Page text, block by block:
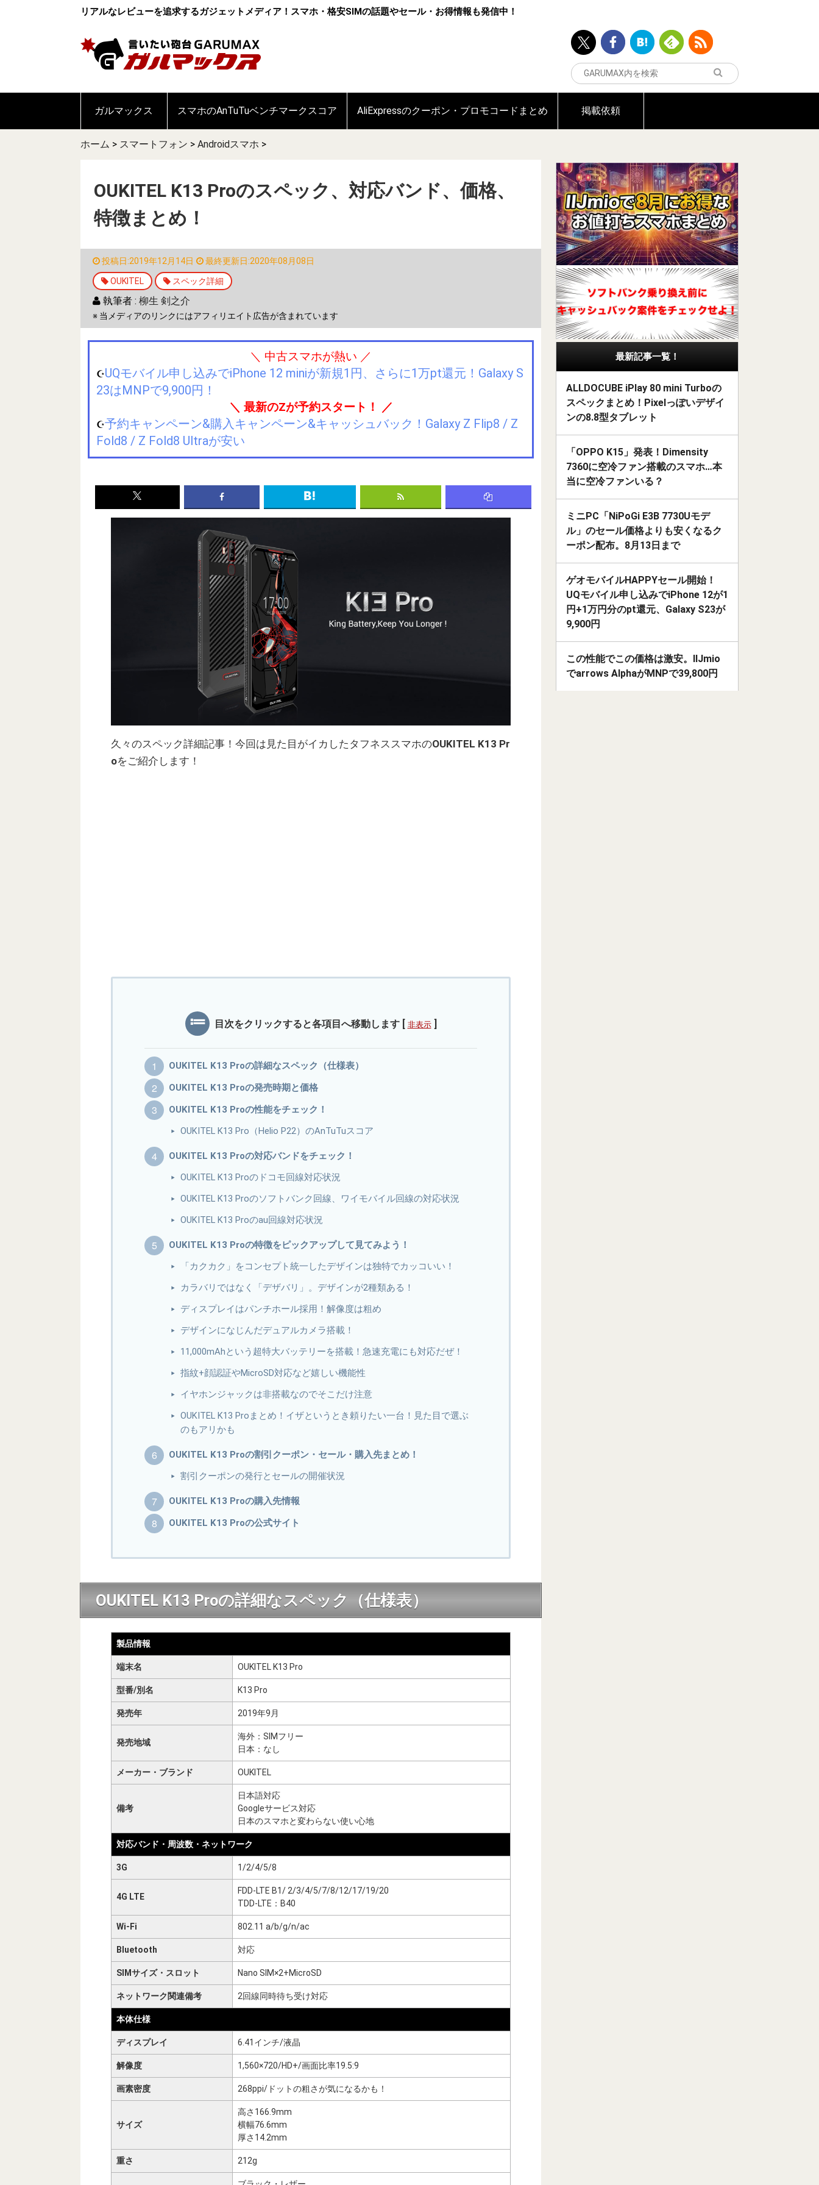
リアルなレビューを追求するガジェットメディア！スマホ・格安SIMの話題やセール・お得情報も発信中！
ガルマックス スマホのAnTuTuベンチマークスコア AliExpressのクーポン・プロモコードまとめ 掲載依頼
ホーム > スマートフォン > Androidスマホ >
OUKITEL K13 Proのスペック、対応バンド、価格、
特徴まとめ！
投稿日:2019年12月14日 最終更新日:2020年08月08日
OUKITEL スペック詳細
執筆者 : 柳生 剣之介
※ 当メディアのリンクにはアフィリエイト広告が含まれています
＼ 中古スマホが熱い ／
☪️UQモバイル申し込みでiPhone 12 miniが新規1円、さらに1万pt還元！Galaxy S
23はMNPで9,900円！
＼ 最新のZが予約スタート！ ／
☪️予約キャンペーン&購入キャンペーン&キャッシュバック！Galaxy Z Flip8 / Z
Fold8 / Z Fold8 Ultraが安い
久々のスペック詳細記事！今回は見た目がイカしたタフネススマホのOUKITEL K13 Pr
oをご紹介します！
目次をクリックすると各項目へ移動します [ 非表示 ]
OUKITEL K13 Proの詳細なスペック（仕様表）
OUKITEL K13 Proの発売時期と価格
OUKITEL K13 Proの性能をチェック！
OUKITEL K13 Pro（Helio P22）のAnTuTuスコア
OUKITEL K13 Proの対応バンドをチェック！
OUKITEL K13 Proのドコモ回線対応状況
OUKITEL K13 Proのソフトバンク回線、ワイモバイル回線の対応状況
OUKITEL K13 Proのau回線対応状況
OUKITEL K13 Proの特徴をピックアップして見てみよう！
「カクカク」をコンセプト統一したデザインは独特でカッコいい！
カラバリではなく「デザバリ」。デザインが2種類ある！
ディスプレイはパンチホール採用！解像度は粗め
デザインになじんだデュアルカメラ搭載！
11,000mAhという超特大バッテリーを搭載！急速充電にも対応だぜ！
指紋+顔認証やMicroSD対応など嬉しい機能性
イヤホンジャックは非搭載なのでそこだけ注意
OUKITEL K13 Proまとめ！イザというとき頼りたい一台！見た目で選ぶ
のもアリかも
OUKITEL K13 Proの割引クーポン・セール・購入先まとめ！
割引クーポンの発行とセールの開催状況
OUKITEL K13 Proの購入先情報
OUKITEL K13 Proの公式サイト
OUKITEL K13 Proの詳細なスペック（仕様表）
製品情報
端末名 OUKITEL K13 Pro
型番/別名 K13 Pro
発売年 2019年9月
発売地域
海外：SIMフリー
日本：なし
メーカー・ブランド OUKITEL
備考
日本語対応
Googleサービス対応
日本のスマホと変わらない使い心地
対応バンド・周波数・ネットワーク
3G 1/2/4/5/8
4G LTE
FDD-LTE B1/ 2/3/4/5/7/8/12/17/19/20
TDD-LTE：B40
Wi-Fi 802.11 a/b/g/n/ac
Bluetooth 対応
SIMサイズ・スロット Nano SIM×2+MicroSD
ネットワーク関連備考 2回線同時待ち受け対応
本体仕様
ディスプレイ 6.41インチ/液晶
解像度 1,560×720/HD+/画面比率19.5:9
画素密度 268ppi/ドットの粗さが気になるかも！
サイズ
高さ166.9mm
横幅76.6mm
厚さ14.2mm
重さ 212g
最新記事一覧！
ALLDOCUBE iPlay 80 mini Turboの
スペックまとめ！Pixelっぽいデザイ
ンの8.8型タブレット
「OPPO K15」発表！Dimensity
7360に空冷ファン搭載のスマホ…本
当に空冷ファンいる？
ミニPC「NiPoGi E3B 7730Uモデ
ル」のセール価格よりも安くなるク
ーポン配布。8月13日まで
ゲオモバイルHAPPYセール開始！
UQモバイル申し込みでiPhone 12が1
円+1万円分のpt還元、Galaxy S23が
9,900円
この性能でこの価格は激安。IIJmio
でarrows AlphaがMNPで39,800円